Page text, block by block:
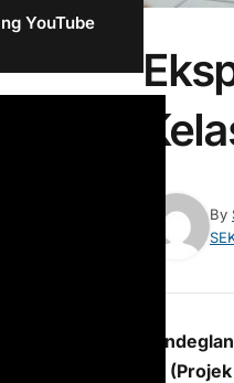
By
P5
YouTube